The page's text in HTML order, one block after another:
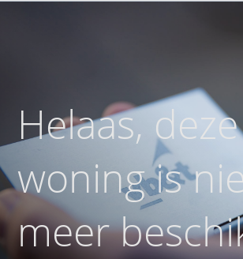
Helaas, deze
woning is
meer